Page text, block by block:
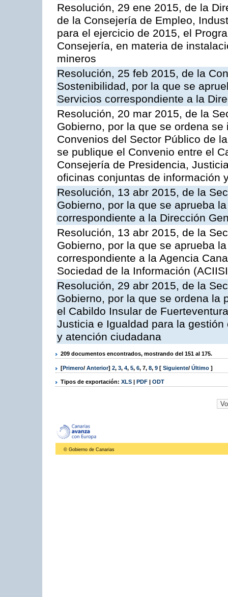
Resolución, 29 ene 2015, de la
de la Consejería de Empleo,
para el ejercicio de 2015, el
Consejería, en materia de
mineros
Resolución, 25 feb 2015, de la
Sostenibilidad, por la que se
Servicios correspondiente a la
Resolución, 20 mar 2015, de la
Gobierno, por la que se ordena
Convenios del Sector Público de
se publique el Convenio entre el
Consejería de Presidencia,
oficinas conjuntas de información
Resolución, 13 abr 2015, de la
Gobierno, por la que se aprueba
correspondiente a la Dirección
Resolución, 13 abr 2015, de la
Gobierno, por la que se aprueba
correspondiente a la Agencia
Sociedad de la Información
Resolución, 29 abr 2015, de la
Gobierno, por la que se ordena la
el Cabildo Insular de
Justicia e Igualdad para la
y atención ciudadana
209 documentos encontrados, mostrando del 151 al 175.
[Primero/ Anterior] 2, 3, 4, 5, 6, 7, 8, 9 [ Siguiente/ Último ]
Tipos de exportación: XLS | PDF | ODT
© Gobierno de Canarias